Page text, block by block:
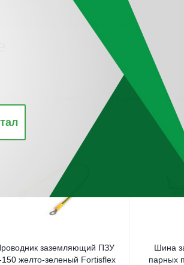
заземляющая перемычка в сборе
По цене По
заземляющий ПЗУ
150 желто-зеленый Fortisflex
Шина
парных